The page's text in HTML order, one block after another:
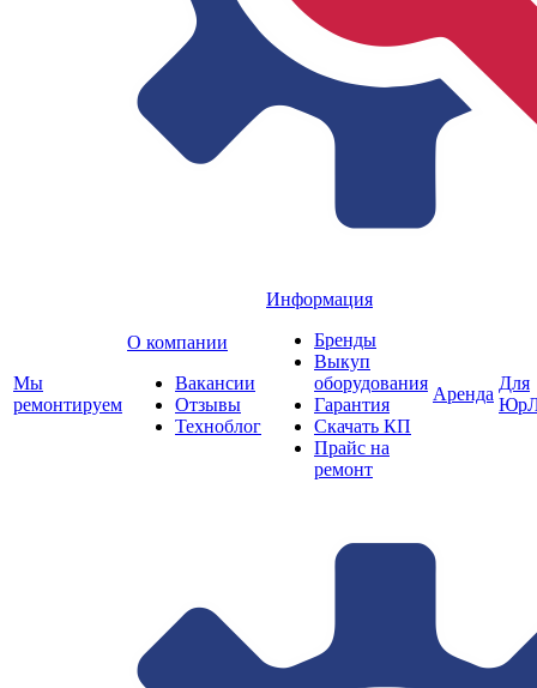
Мы
ремонтируем
О компании
Вакансии
Отзывы
Техноблог
Информация
Бренды
Выкуп
оборудования
Гарантия
Скачать КП
Прайс на
ремонт
Аренда
Для